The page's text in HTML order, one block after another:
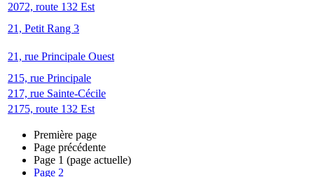
2072, route 132 Est
21, Petit Rang 3
21, rue Principale Ouest
215, rue Principale
217, rue Sainte-Cécile
2175, route 132 Est
Première page
Page précédente
Page 1 (page actuelle)
Page 2